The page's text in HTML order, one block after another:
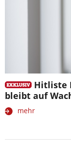
Hitliste
bleibt auf
mehr